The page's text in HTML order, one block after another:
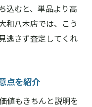
込むと、単品より高
和八木店では、こう
逃さず査定してくれ
点を紹介
値もきちんと説明を